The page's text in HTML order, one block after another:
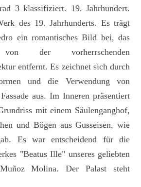
3 klassifiziert. 19. Jahrhundert.
des 19. Jahrhunderts. Es trägt
ein romantisches Bild bei, das
der vorherrschenden
entfernt. Es zeichnet sich durch
und die Verwendung von
aus. Im Inneren präsentiert
mit einem Säulenganghof,
und Bögen aus Gusseisen, wie
Es war entscheidend für die
"Beatus Ille" unseres geliebten
Molina. Der Palast steht